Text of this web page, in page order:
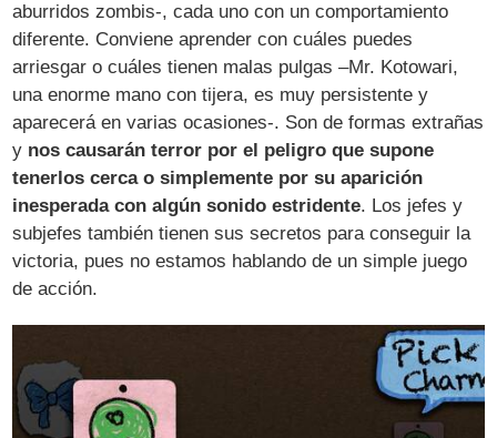
aburridos zombis-, cada uno con un comportamiento
diferente. Conviene aprender con cuáles puedes
arriesgar o cuáles tienen malas pulgas –Mr. Kotowari,
una enorme mano con tijera, es muy persistente y
aparecerá en varias ocasiones-. Son de formas extrañas
y nos causarán terror por el peligro que supone
tenerlos cerca o simplemente por su aparición
inesperada con algún sonido estridente. Los jefes y
subjefes también tienen sus secretos para conseguir la
victoria, pues no estamos hablando de un simple juego
de acción.